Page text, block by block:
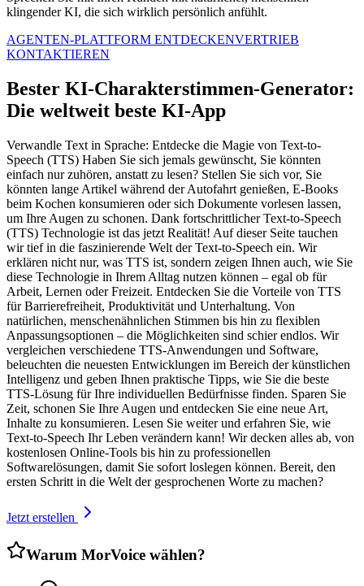
klingender KI, die sich wirklich persönlich anfühlt.
AGENTEN-PLATTFORM ENTDECKENVERTRIEB
KONTAKTIEREN
Bester KI-Charakterstimmen-Generator:
Die weltweit beste KI-App
Verwandle Text in Sprache: Entdecke die Magie von Text-to-
Speech (TTS) Haben Sie sich jemals gewünscht, Sie könnten
einfach nur zuhören, anstatt zu lesen? Stellen Sie sich vor, Sie
könnten lange Artikel während der Autofahrt genießen, E-Books
beim Kochen konsumieren oder sich Dokumente vorlesen lassen,
um Ihre Augen zu schonen. Dank fortschrittlicher Text-to-Speech
(TTS) Technologie ist das jetzt Realität! Auf dieser Seite tauchen
wir tief in die faszinierende Welt der Text-to-Speech ein. Wir
erklären nicht nur, was TTS ist, sondern zeigen Ihnen auch, wie Sie
diese Technologie in Ihrem Alltag nutzen können – egal ob für
Arbeit, Lernen oder Freizeit. Entdecken Sie die Vorteile von TTS
für Barrierefreiheit, Produktivität und Unterhaltung. Von
natürlichen, menschenähnlichen Stimmen bis hin zu flexiblen
Anpassungsoptionen – die Möglichkeiten sind schier endlos. Wir
vergleichen verschiedene TTS-Anwendungen und Software,
beleuchten die neuesten Entwicklungen im Bereich der künstlichen
Intelligenz und geben Ihnen praktische Tipps, wie Sie die beste
TTS-Lösung für Ihre individuellen Bedürfnisse finden. Sparen Sie
Zeit, schonen Sie Ihre Augen und entdecken Sie eine neue Art,
Inhalte zu konsumieren. Lesen Sie weiter und erfahren Sie, wie
Text-to-Speech Ihr Leben verändern kann! Wir decken alles ab, von
kostenlosen Online-Tools bis hin zu professionellen
Softwarelösungen, damit Sie sofort loslegen können. Bereit, den
ersten Schritt in die Welt der gesprochenen Worte zu machen?
Jetzt erstellen
Warum MorVoice wählen?